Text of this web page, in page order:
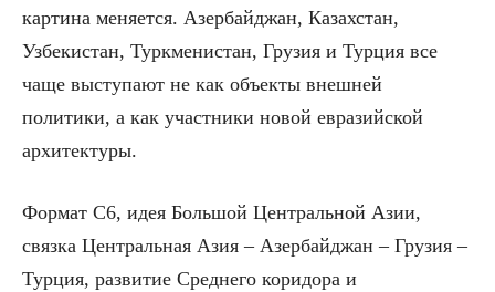
картина меняется. Азербайджан, Казахстан,
Узбекистан, Туркменистан, Грузия и Турция все
чаще выступают не как объекты внешней
политики, а как участники новой евразийской
архитектуры.
Формат C6, идея Большой Центральной Азии,
связка Центральная Азия – Азербайджан – Грузия –
Турция, развитие Среднего коридора и